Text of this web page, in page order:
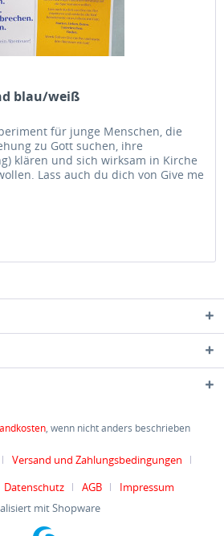
blau/weiß
für junge Menschen, die
zu Gott suchen, ihre
klären und sich wirksam in Kirche
Lass auch du dich von Give me
, wenn nicht anders beschrieben
Versand und Zahlungsbedingungen
Datenschutz AGB
Impressum
mit Shopware